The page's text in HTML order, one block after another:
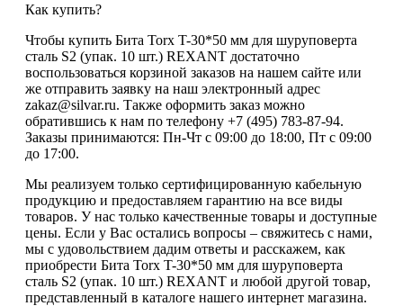
Как купить?
Чтобы купить Бита Torx T-30*50 мм для шуруповерта
сталь S2 (упак. 10 шт.) REXANT достаточно
воспользоваться корзиной заказов на нашем сайте или
же отправить заявку на наш электронный адрес
zakaz@silvar.ru. Также оформить заказ можно
обратившись к нам по телефону +7 (495) 783-87-94.
Заказы принимаются: Пн-Чт с 09:00 до 18:00, Пт с 09:00
до 17:00.
Мы реализуем только сертифицированную кабельную
продукцию и предоставляем гарантию на все виды
товаров. У нас только качественные товары и доступные
цены. Если у Вас остались вопросы – свяжитесь с нами,
мы с удовольствием дадим ответы и расскажем, как
приобрести Бита Torx T-30*50 мм для шуруповерта
сталь S2 (упак. 10 шт.) REXANT и любой другой товар,
представленный в каталоге нашего интернет магазина.